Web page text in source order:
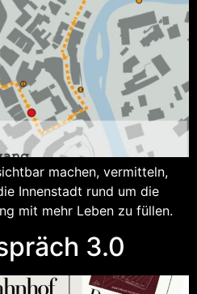
machen, vermitteln,
Innenstadt rund um die
mit mehr Leben zu füllen.
3.0